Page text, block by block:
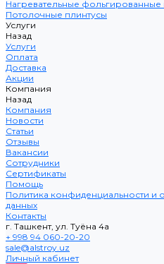
Нагревательные фольгированные
Потолочные плинтусы
Услуги
Назад
Услуги
Оплата
Доставка
Акции
Компания
Назад
Компания
Новости
Статьи
Отзывы
Вакансии
Сотрудники
Сертификаты
Помощь
Политика конфиденциальности и
данных
Контакты
г. Ташкент, ул. Туёна 4а
+ 998 94 060-20-20
sale@alstroy.uz
Личный кабинет